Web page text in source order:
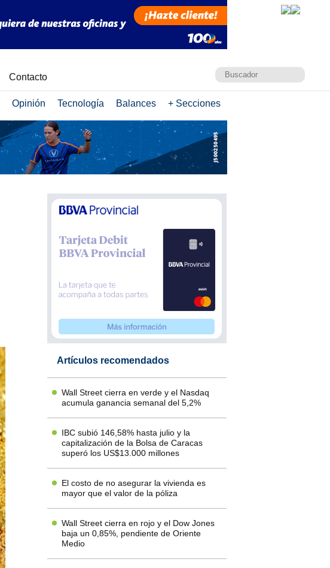
Contacto
Opinión Tecnología Balances + Secciones
Artículos recomendados
Wall Street cierra en verde y el Nasdaq
acumula ganancia semanal del 5,2%
IBC subió 146,58% hasta julio y la
capitalización de la Bolsa de Caracas
superó los US$13.000 millones
El costo de no asegurar la vivienda es
mayor que el valor de la póliza
Wall Street cierra en rojo y el Dow Jones
baja un 0,85%, pendiente de Oriente
Medio